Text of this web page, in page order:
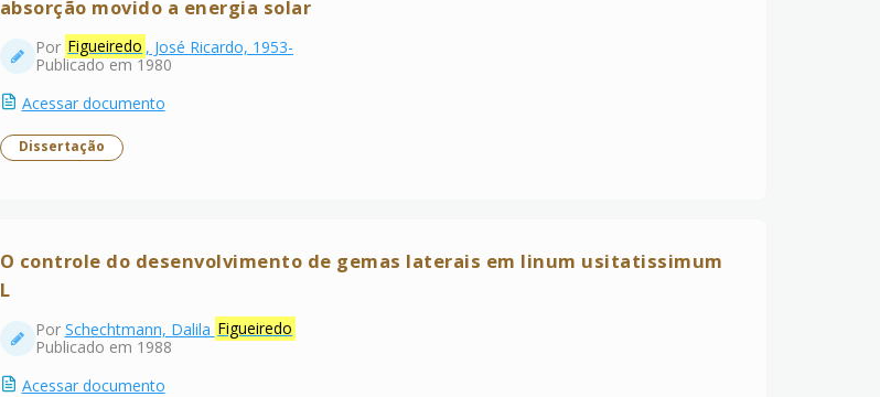
absorção movido a energia solar
Por Figueiredo , José Ricardo, 1953-
Publicado em 1980
Acessar documento
Dissertação
O controle do desenvolvimento de gemas laterais em linum usitatissimum
L
Por Schechtmann, Dalila Figueiredo
Publicado em 1988
Acessar documento